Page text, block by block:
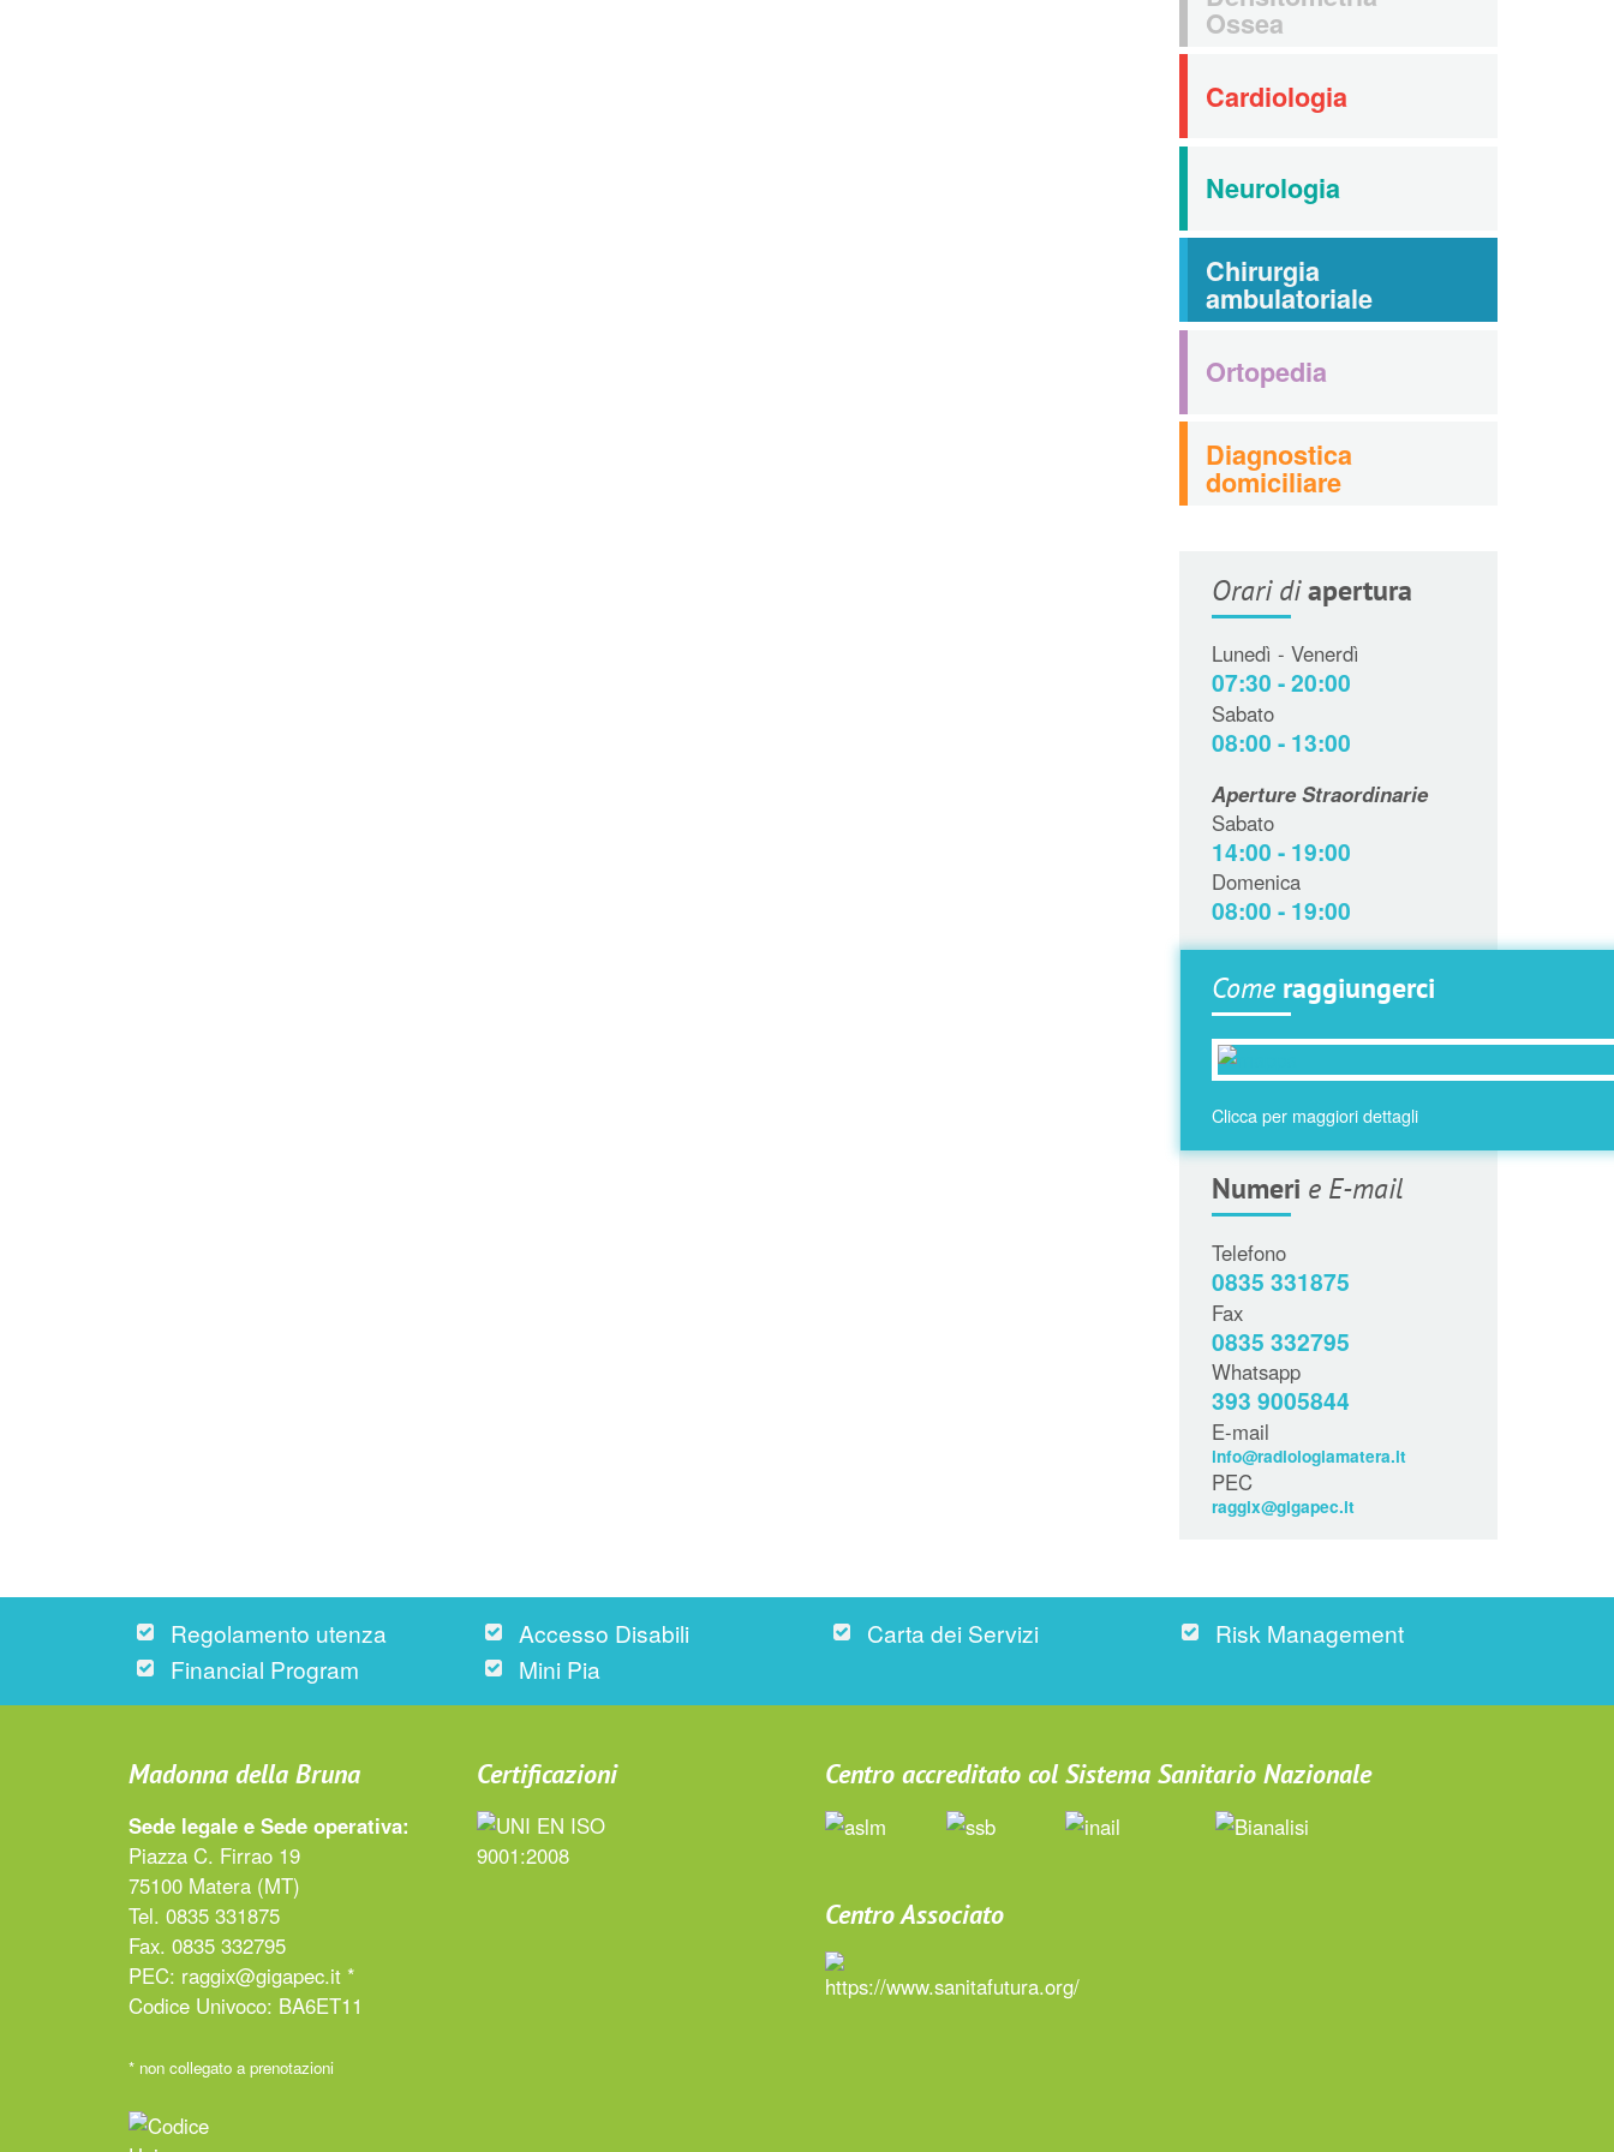
Ossea
Cardiologia
Neurologia
Chirurgia
ambulatoriale
Ortopedia
Diagnostica
domiciliare
Orari diapertura
Lunedì - Venerdì
07:30 - 20:00
Sabato
08:00 - 13:00
Aperture Straordinarie
Sabato
14:00 - 19:00
Domenica
08:00 - 19:00
Come raggiungerci
Clicca per maggiori dettagli
Numeri e E-mail
Telefono
0835 331875
Fax
0835 332795
Whatsapp
393 9005844
E-mail
info@radiologiamatera.it
PEC
raggix@gigapec.it
Regolamento utenza Accesso Disabili Carta dei Servizi
Risk Management
Financial Program
Mini Pia
Madonna della Bruna
Sede legale e Sede operativa:
Piazza C. Firrao 19
75100 Matera (MT)
Tel. 0835 331875
Fax. 0835 332795
PEC: raggix@gigapec.it *
Codice Univoco: BA6ET11
* non collegato a prenotazioni
Certificazioni Centro accreditato col Sistema Sanitario Nazionale
Centro Associato